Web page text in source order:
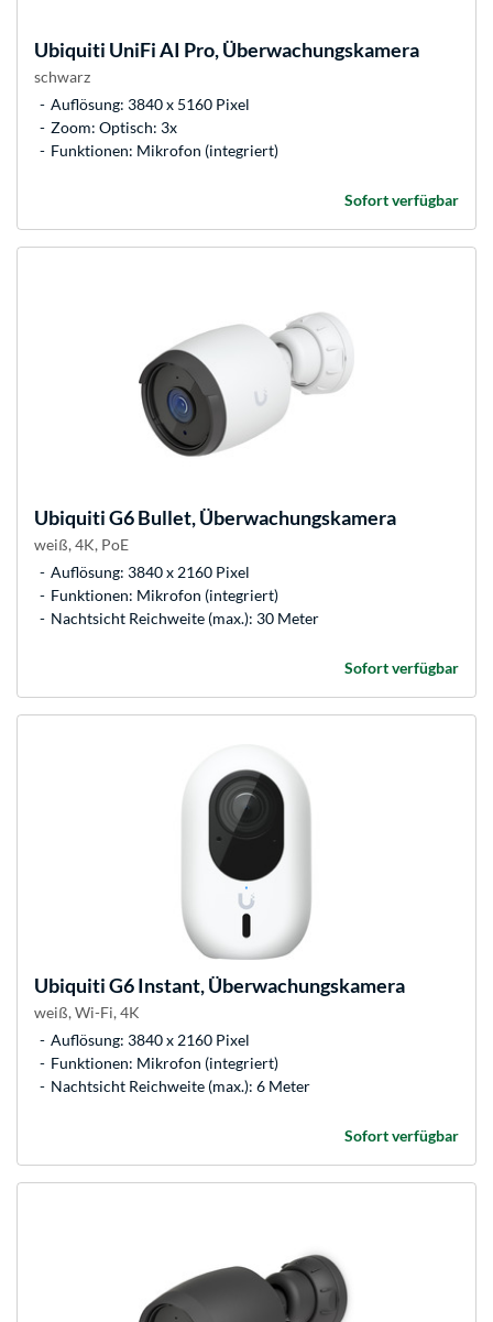
Ubiquiti UniFi AI Pro, Überwachungskamera
schwarz
Auflösung: 3840 x 5160 Pixel
Zoom: Optisch: 3x
Funktionen: Mikrofon (integriert)
Sofort verfügbar
UbiquitiG6 Bullet, Überwachungskamera
weiß, 4K, PoE
Auflösung: 3840 x 2160 Pixel
Funktionen: Mikrofon (integriert)
Nachtsicht Reichweite (max.): 30 Meter
Sofort verfügbar
UbiquitiG6 Instant, Überwachungskamera
weiß, Wi-Fi, 4K
Auflösung: 3840 x 2160 Pixel
Funktionen: Mikrofon (integriert)
Nachtsicht Reichweite (max.): 6 Meter
Sofort verfügbar